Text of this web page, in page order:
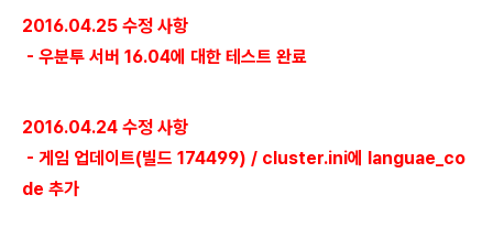
2016.04.25 수정 사항
- 우분투 서버 16.04에 대한 테스트 완료
2016.04.24 수정 사항
- 게임 업데이트(빌드 174499) / cluster.ini에 languae_co
de 추가